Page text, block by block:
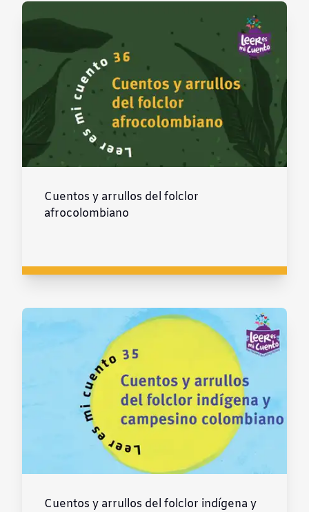
Cuentos y arrullos del folclor
afrocolombiano
Cuentos y arrullos del folclor indígena y